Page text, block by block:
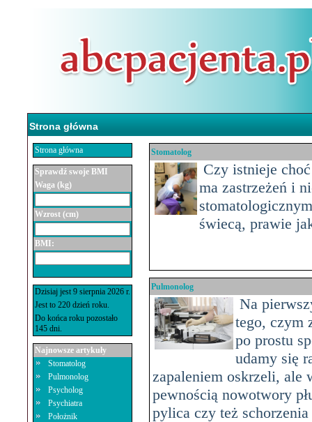
Strona główna
Strona główna
Sprawdź swoje BMI
Waga (kg)
Wzrost (cm)
BMI:
Dzisiaj jest 9 sierpnia 2026 r.
Jest to 220 dzień roku.
Do końca roku pozostało
145 dni.
Najnowsze artykuły
Stomatolog
Pulmonolog
Psycholog
Psychiatra
Położnik
Stomatolog
Czy istnieje
ma zastrzeżeń i
świecą, prawie
Pulmonolog
Na
tego, czym
po prostu
udamy się
zapaleniem oskrzeli, ale
pewnością nowotwory
pylica czy też